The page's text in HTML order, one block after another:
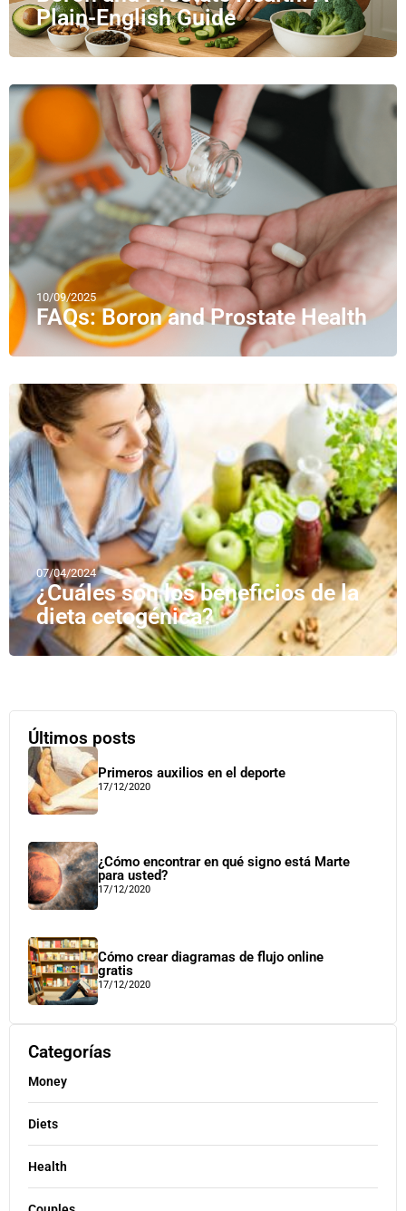
Plain-English Guide
10/09/2025
FAQs: Boron and Prostate Health
07/04/2024
¿Cuáles son los beneficios de la
dieta cetogénica?
Últimos posts
Primeros auxilios en el deporte
17/12/2020
¿Cómo encontrar en qué signo está Marte
para usted?
17/12/2020
Cómo crear diagramas de flujo online
gratis
17/12/2020
Categorías
Money
Diets
Health